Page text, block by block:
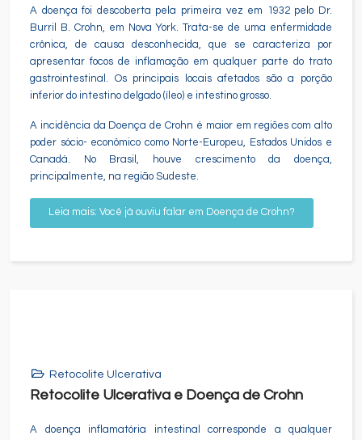
A doença foi descoberta pela primeira vez em 1932 pelo Dr.
Burril B. Crohn, em Nova York. Trata-se de uma enfermidade
crônica, de causa desconhecida, que se caracteriza por
apresentar focos de inflamação em qualquer parte do trato
gastrointestinal. Os principais locais afetados são a porção
inferior do intestino delgado (íleo) e intestino grosso.
A incidência da Doença de Crohn é maior em regiões com alto
poder sócio- econômico como Norte-Europeu, Estados Unidos e
Canadá. No Brasil, houve crescimento da doença,
principalmente, na região Sudeste.
Leia mais: Você já ouviu falar em Doença de Crohn?
Retocolite Ulcerativa
Retocolite Ulcerativa e Doença de Crohn
A doença inflamatória intestinal corresponde a qualquer